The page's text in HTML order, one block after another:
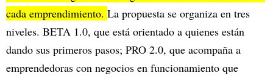
cada emprendimiento. La propuesta se organiza en tres
niveles. BETA 1.0, que está orientado a quienes están
dando sus primeros pasos; PRO 2.0, que acompaña a
emprendedoras con negocios en funcionamiento que